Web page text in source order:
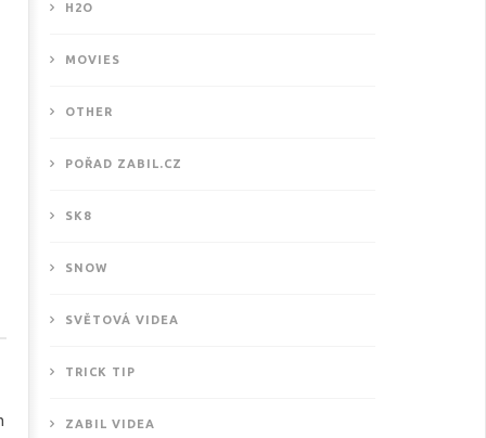
H2O
MOVIES
OTHER
POŘAD ZABIL.CZ
SK8
SNOW
SVĚTOVÁ VIDEA
TRICK TIP
ZABIL VIDEA